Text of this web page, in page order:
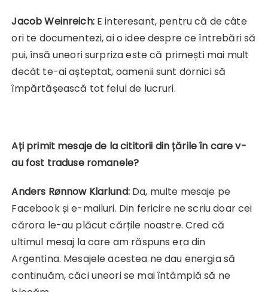
Jacob Weinreich: E interesant, pentru că de câte
ori te documentezi, ai o idee despre ce întrebări să
pui, însă uneori surpriza este că primești mai mult
decât te-ai așteptat, oamenii sunt dornici să
împărtășească tot felul de lucruri.
Ați primit mesaje de la cititorii din țările în care v-
au fost traduse romanele?
Anders Rønnow Klarlund: Da, multe mesaje pe
Facebook și e-mailuri. Din fericire ne scriu doar cei
cărora le-au plăcut cărțile noastre. Cred că
ultimul mesaj la care am răspuns era din
Argentina. Mesajele acestea ne dau energia să
continuăm, căci uneori se mai întâmplă să ne